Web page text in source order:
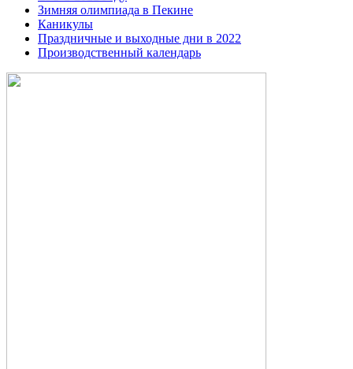
Зимняя олимпиада в Пекине
Каникулы
Праздничные и выходные дни в 2022
Производственный календарь